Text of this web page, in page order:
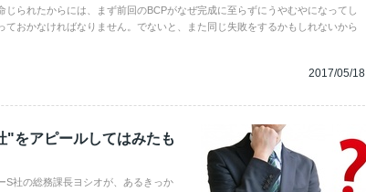
じられたからには、まず前回のBCPがなぜ完成に至らずにうやむやになってし
ておかなければなりません。でないと、また同じ失敗をするかもしれないから
2017/05/18
"をアピールしてはみたも
S社の総務課長ヨシオが、あるきっか